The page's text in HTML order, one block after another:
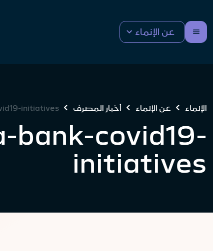
عن الإنماء
الإنماء عن الإنماء أخبار المصرف initiatives
bank-covid19-
initiatives